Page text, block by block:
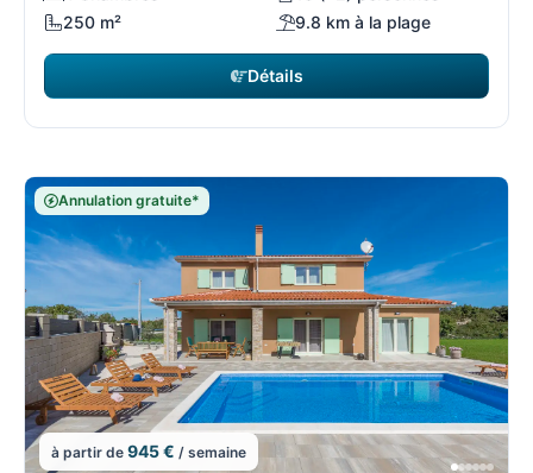
250 m²
9.8 km à la plage
Détails
Annulation gratuite*
à partir de 945 € / semaine